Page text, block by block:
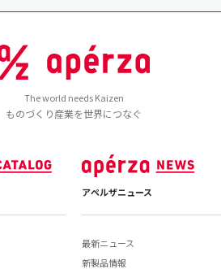
The world needs Kaizen
ものづくり産業を世界につなぐ
アペルザニュース
最新ニュース
新製品情報